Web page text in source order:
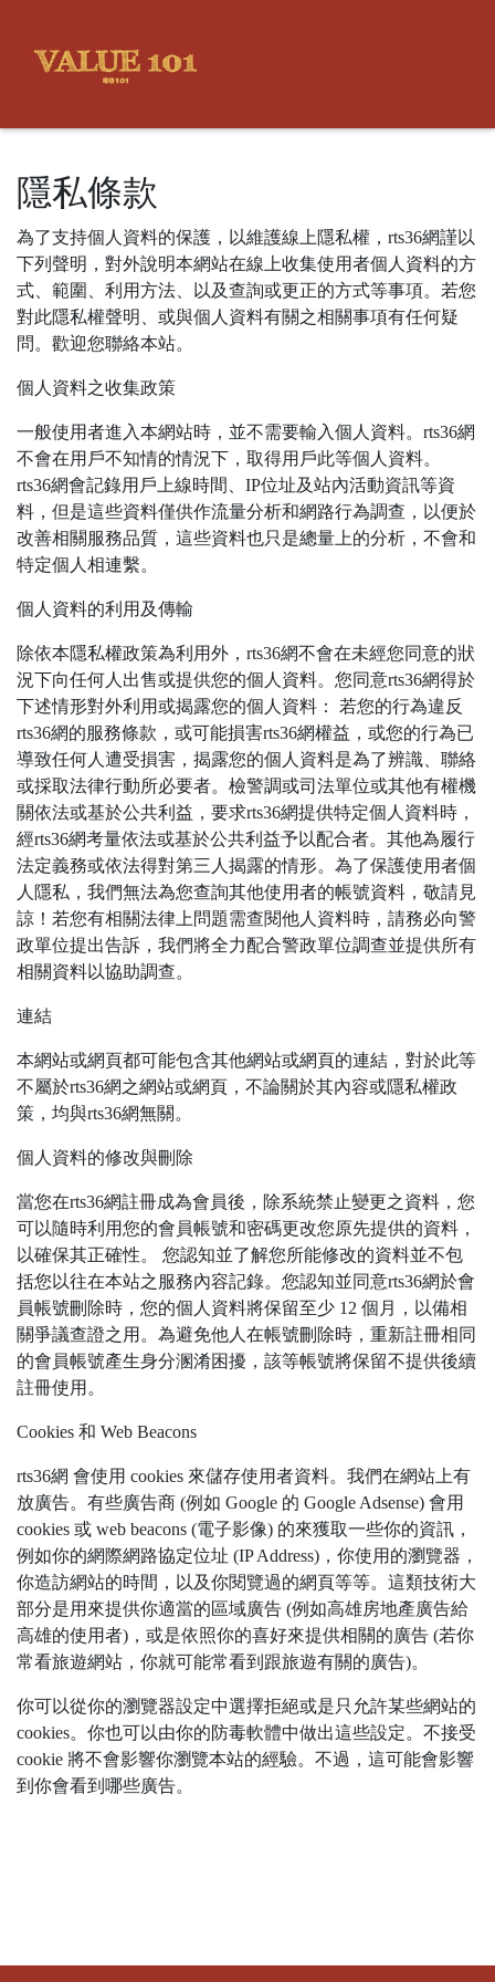
隱私條款
為了支持個人資料的保護，以維護線上隱私權，rts36網謹以
下列聲明，對外說明本網站在線上收集使用者個人資料的方
式、範圍、利用方法、以及查詢或更正的方式等事項。若您
對此隱私權聲明、或與個人資料有關之相關事項有任何疑
問。歡迎您聯絡本站。
個人資料之收集政策
一般使用者進入本網站時，並不需要輸入個人資料。rts36網
不會在用戶不知情的情況下，取得用戶此等個人資料。
rts36網會記錄用戶上線時間、IP位址及站內活動資訊等資
料，但是這些資料僅供作流量分析和網路行為調查，以便於
改善相關服務品質，這些資料也只是總量上的分析，不會和
特定個人相連繫。
個人資料的利用及傳輸
除依本隱私權政策為利用外，rts36網不會在未經您同意的狀
況下向任何人出售或提供您的個人資料。您同意rts36網得於
下述情形對外利用或揭露您的個人資料： 若您的行為違反
rts36網的服務條款，或可能損害rts36網權益，或您的行為已
導致任何人遭受損害，揭露您的個人資料是為了辨識、聯絡
或採取法律行動所必要者。檢警調或司法單位或其他有權機
關依法或基於公共利益，要求rts36網提供特定個人資料時，
經rts36網考量依法或基於公共利益予以配合者。其他為履行
法定義務或依法得對第三人揭露的情形。為了保護使用者個
人隱私，我們無法為您查詢其他使用者的帳號資料，敬請見
諒！若您有相關法律上問題需查閱他人資料時，請務必向警
政單位提出告訴，我們將全力配合警政單位調查並提供所有
相關資料以協助調查。
連結
本網站或網頁都可能包含其他網站或網頁的連結，對於此等
不屬於rts36網之網站或網頁，不論關於其內容或隱私權政
策，均與rts36網無關。
個人資料的修改與刪除
當您在rts36網註冊成為會員後，除系統禁止變更之資料，您
可以隨時利用您的會員帳號和密碼更改您原先提供的資料，
以確保其正確性。 您認知並了解您所能修改的資料並不包
括您以往在本站之服務內容記錄。您認知並同意rts36網於會
員帳號刪除時，您的個人資料將保留至少 12 個月，以備相
關爭議查證之用。為避免他人在帳號刪除時，重新註冊相同
的會員帳號產生身分溷淆困擾，該等帳號將保留不提供後續
註冊使用。
Cookies 和 Web Beacons
rts36網 會使用 cookies 來儲存使用者資料。我們在網站上有
放廣告。有些廣告商 (例如 Google 的 Google Adsense) 會用
cookies 或 web beacons (電子影像) 的來獲取一些你的資訊，
例如你的網際網路協定位址 (IP Address)，你使用的瀏覽器，
你造訪網站的時間，以及你閱覽過的網頁等等。這類技術大
部分是用來提供你適當的區域廣告 (例如高雄房地產廣告給
高雄的使用者)，或是依照你的喜好來提供相關的廣告 (若你
常看旅遊網站，你就可能常看到跟旅遊有關的廣告)。
你可以從你的瀏覽器設定中選擇拒絕或是只允許某些網站的
cookies。你也可以由你的防毒軟體中做出這些設定。不接受
cookie 將不會影響你瀏覽本站的經驗。不過，這可能會影響
到你會看到哪些廣告。